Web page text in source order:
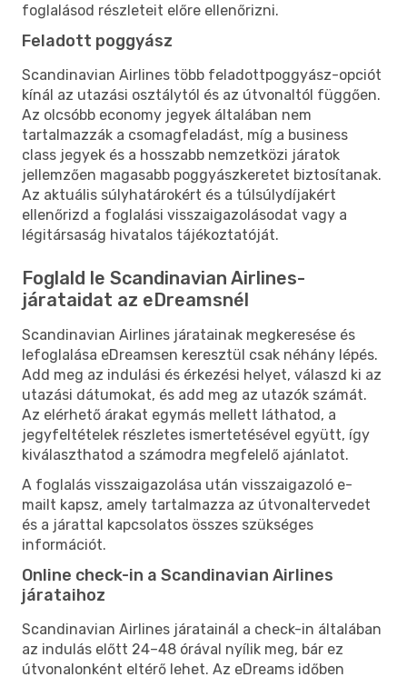
foglalásod részleteit előre ellenőrizni.
Feladott poggyász
Scandinavian Airlines több feladottpoggyász-opciót
kínál az utazási osztálytól és az útvonaltól függően.
Az olcsóbb economy jegyek általában nem
tartalmazzák a csomagfeladást, míg a business
class jegyek és a hosszabb nemzetközi járatok
jellemzően magasabb poggyászkeretet biztosítanak.
Az aktuális súlyhatárokért és a túlsúlydíjakért
ellenőrizd a foglalási visszaigazolásodat vagy a
légitársaság hivatalos tájékoztatóját.
Foglald le Scandinavian Airlines-
járataidat az eDreamsnél
Scandinavian Airlines járatainak megkeresése és
lefoglalása eDreamsen keresztül csak néhány lépés.
Add meg az indulási és érkezési helyet, válaszd ki az
utazási dátumokat, és add meg az utazók számát.
Az elérhető árakat egymás mellett láthatod, a
jegyfeltételek részletes ismertetésével együtt, így
kiválaszthatod a számodra megfelelő ajánlatot.
A foglalás visszaigazolása után visszaigazoló e-
mailt kapsz, amely tartalmazza az útvonaltervedet
és a járattal kapcsolatos összes szükséges
információt.
Online check-in a Scandinavian Airlines
járataihoz
Scandinavian Airlines járatainál a check-in általában
az indulás előtt 24–48 órával nyílik meg, bár ez
útvonalonként eltérő lehet. Az eDreams időben